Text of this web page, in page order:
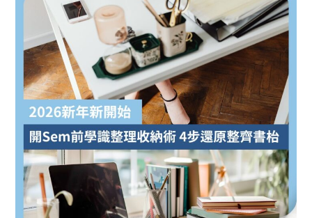
貸款
計算
機
學生
故事
分享
Blog
大專
生筍
工推
介
搵工
常見
問題
學生
福利
uFina
nce
聯絡
我們